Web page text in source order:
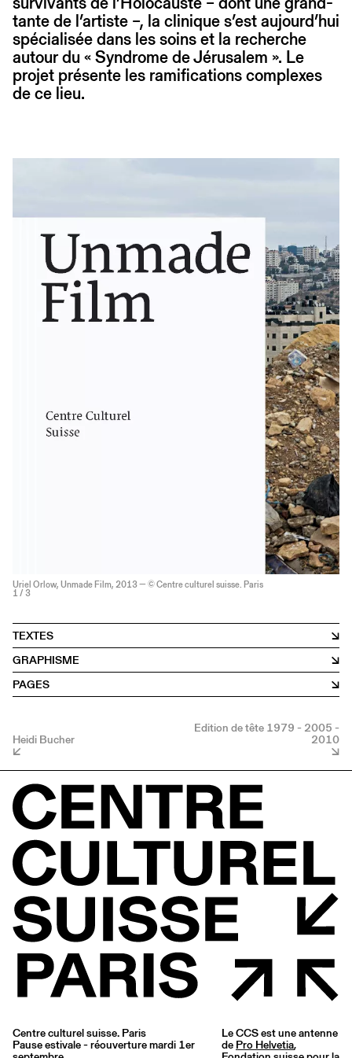
tante de l’artiste –, la clinique s’est aujourd’hui
spécialisée dans les soins et la recherche
autour du « Syndrome de Jérusalem ». Le
projet présente les ramifications complexes
de ce lieu.
Uriel Orlow, Unmade Film, 2013 — © Centre culturel suisse. Paris
1 / 3
TEXTES
GRAPHISME
PAGES
Heidi Bucher
Edition de tête 1979 - 2005 -
2010
Centre culturel suisse. Paris
Pause estivale - réouverture mardi 1er
Le CCS est une antenne
de Pro Helvetia,